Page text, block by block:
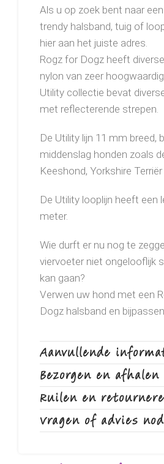
Als u op zoek bent naar
trendy halsband, tuig of
hier aan het juiste adres.
Rogz for Dogz heeft
nylon van zeer
Utility collectie bevat
met reflecterende strepen.
De Utility lijn 11 mm breed,
middenslag honden zoals
Keeshond, Yorkshire
De Utility looplijn heeft een
meter.
Wie durft er nu nog te
viervoeter niet ongelooflijk
kan gaan?
Verwen uw hond met een
Dogz halsband en
Aanvullende
Bezorgen en afhalen
Ruilen en
Vragen of advies